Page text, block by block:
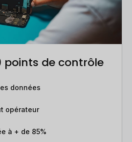
points de contrôle
données
opérateur
à + de 85%